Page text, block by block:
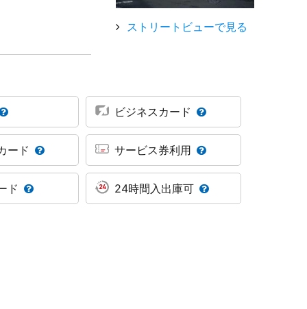
ストリートビューで見る
ビジネスカード
ード サービス券利用
ド 24時間入出庫可